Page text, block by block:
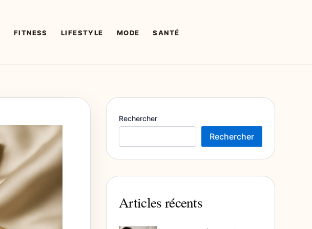
FITNESS LIFESTYLE MODE SANTÉ
Rechercher
Rechercher
Articles récents